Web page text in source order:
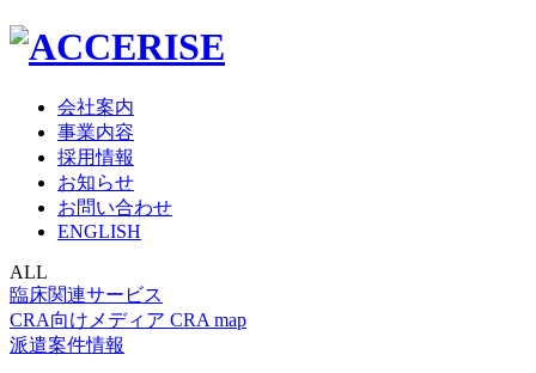
会社案内
事業内容
採用情報
お知らせ
お問い合わせ
ENGLISH
ALL
臨床関連サービス
CRA向けメディア CRA map
派遣案件情報